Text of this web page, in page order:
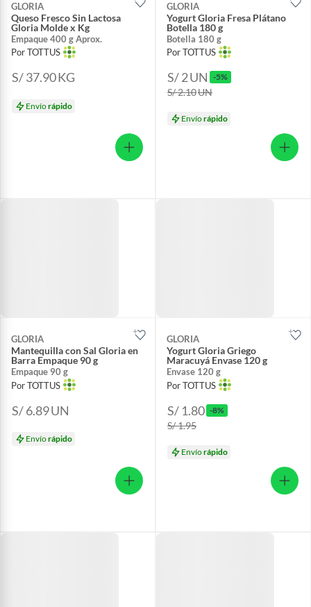
GLORIA
Queso Fresco Sin Lactosa
Gloria Molde x Kg
Empaque 400 g Aprox.
Por TOTTUS
S/ 37.90KG
Envíorápido
GLORIA
Yogurt Gloria Fresa Plátano
Botella 180 g
Botella 180 g
Por TOTTUS
S/ 2UN -5%
S/ 2.10UN
Envíorápido
GLORIA
Mantequilla con Sal Gloria en
Barra Empaque 90 g
Empaque 90 g
Por TOTTUS
S/ 6.89UN
Envíorápido
GLORIA
Yogurt Gloria Griego
Maracuyá Envase 120 g
Envase 120 g
Por TOTTUS
S/ 1.80 -8%
S/ 1.95
Envíorápido